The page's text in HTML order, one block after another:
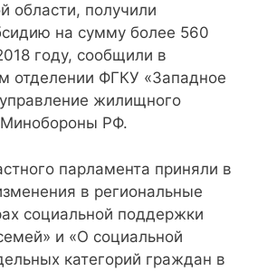
области, получили
на сумму более 560
году, сообщили в
отделении ФГКУ «Западное
жилищного
Минобороны РФ.
парламента приняли в
в региональные
социальной поддержки
и «О социальной
категорий граждан в